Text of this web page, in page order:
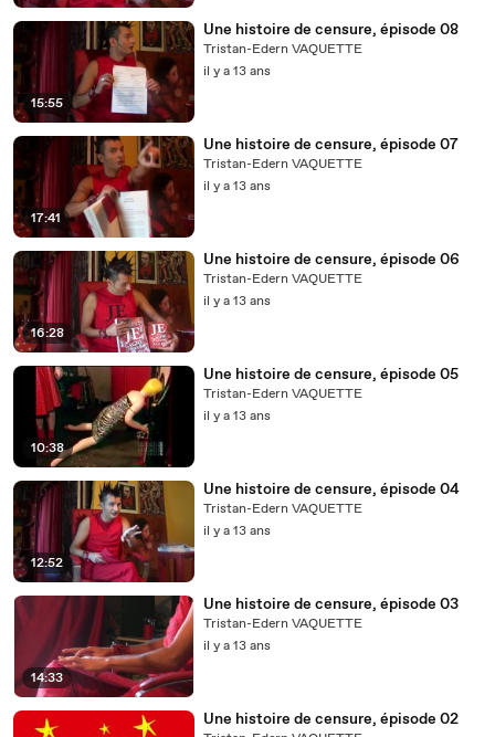
15:55
Une histoire de censure, épisode 08
Tristan-Edern VAQUETTE
il y a 13 ans
17:41
Une histoire de censure, épisode 07
Tristan-Edern VAQUETTE
il y a 13 ans
16:28
Une histoire de censure, épisode 06
Tristan-Edern VAQUETTE
il y a 13 ans
10:38
Une histoire de censure, épisode 05
Tristan-Edern VAQUETTE
il y a 13 ans
12:52
Une histoire de censure, épisode 04
Tristan-Edern VAQUETTE
il y a 13 ans
14:33
Une histoire de censure, épisode 03
Tristan-Edern VAQUETTE
il y a 13 ans
Une histoire de censure, épisode 02